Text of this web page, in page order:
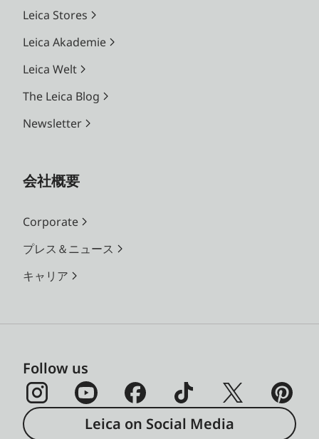
Leica Stores
Leica Akademie
Leica Welt
The Leica Blog
Newsletter
会社概要
Corporate
プレス＆ニュース
キャリア
Follow us
Leica on Social Media